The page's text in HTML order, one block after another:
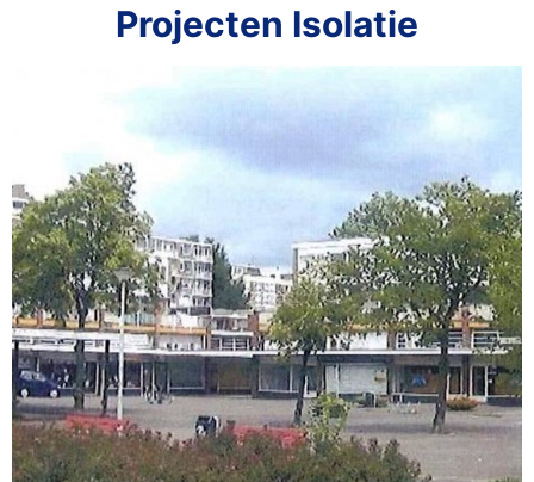
Projecten Isolatie
Top 100 Jonge Monumenten
Pieter Calandlaan 88-138
Amsterdam